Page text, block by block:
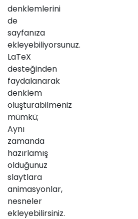
denklemlerini
de
sayfanıza
ekleyebiliyorsunuz.
LaTeX
desteğinden
faydalanarak
denklem
oluşturabilmeniz
mümkü;
Aynı
zamanda
hazırlamış
olduğunuz
slaytlara
animasyonlar,
nesneler
ekleyebilirsiniz.